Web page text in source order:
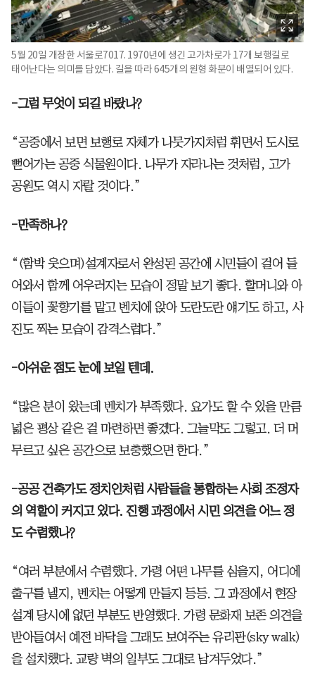
5월 20일 개장한 서울로7017. 1970년에 생긴 고가차로가 17개 보행길로
태어난다는 의미를 담았다. 길을 따라 645개의 원형 화분이 배열되어 있다.
-그럼 무엇이 되길 바랐나?
“공중에서 보면 보행로 자체가 나뭇가지처럼 휘면서 도시로
뻗어가는 공중 식물원이다. 나무가 자라나는 것처럼, 고가
공원도 역시 자랄 것이다.”
-만족하나?
“(함박 웃으며)설계자로서 완성된 공간에 시민들이 걸어 들
어와서 함께 어우러지는 모습이 정말 보기 좋다. 할머니와 아
이들이 꽃향기를 맡고 벤치에 앉아 도란도란 얘기도 하고, 사
진도 찍는 모습이 감격스럽다.”
-아쉬운 점도 눈에 보일 텐데.
“많은 분이 왔는데 벤치가 부족했다. 요가도 할 수 있을 만큼
넓은 평상 같은 걸 마련하면 좋겠다. 그늘막도 그렇고. 더 머
무르고 싶은 공간으로 보충했으면 한다.”
-공공 건축가도 정치인처럼 사람들을 통합하는 사회 조정자
의 역할이 커지고 있다. 진행 과정에서 시민 의견을 어느 정
도 수렴했나?
“여러 부분에서 수렴했다. 가령 어떤 나무를 심을지, 어디에
출구를 낼지, 벤치는 어떻게 만들지 등등. 그 과정에서 현장
설계 당시에 없던 부분도 반영했다. 가령 문화재 보존 의견을
받아들여서 예전 바닥을 그래도 보여주는 유리판(sky walk)
을 설치했다. 교량 벽의 일부도 그대로 남겨두었다.”